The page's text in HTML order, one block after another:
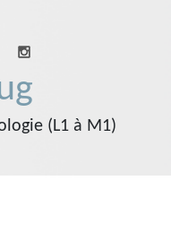
(L1 à M1)